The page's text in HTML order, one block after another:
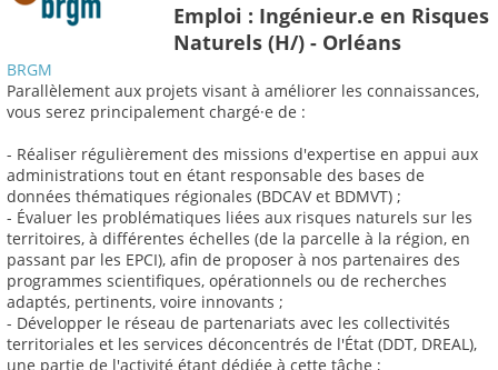
Emploi : Ingénieur.e en Risques
Naturels (H/) - Orléans
BRGM
Parallèlement aux projets visant à améliorer les connaissances,
vous serez principalement chargé·e de :
- Réaliser régulièrement des missions d'expertise en appui aux
administrations tout en étant responsable des bases de
données thématiques régionales (BDCAV et BDMVT) ;
- Évaluer les problématiques liées aux risques naturels sur les
territoires, à différentes échelles (de la parcelle à la région, en
passant par les EPCI), afin de proposer à nos partenaires des
programmes scientifiques, opérationnels ou de recherches
adaptés, pertinents, voire innovants ;
- Développer le réseau de partenariats avec les collectivités
territoriales et les services déconcentrés de l'État (DDT, DREAL),
une partie de l'activité étant dédiée à cette tâche ;